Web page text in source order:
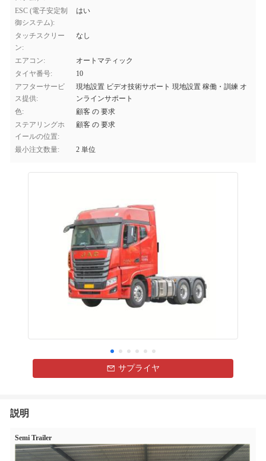
ESC (電子安定制
御システム):
はい
タッチスクリー
ン:
なし
エアコン:
オートマティック
タイヤ番号:
10
アフターサービ
ス提供:
現地設置 ビデオ技術サポート 現地設置 稼働・訓練 オ
ンラインサポート
色:
顧客 の 要求
ステアリングホ
イールの位置:
顧客 の 要求
最小注文数量: 2 単位
サプライヤ
説明
Semi Trailer